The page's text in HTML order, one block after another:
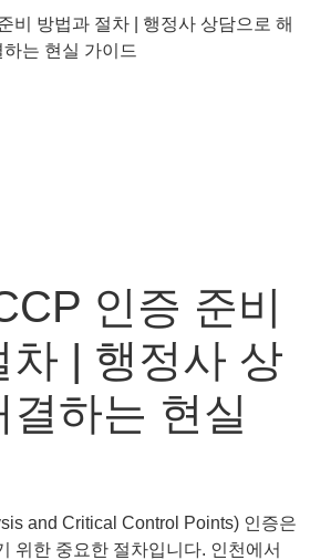
인증 준비
차 | 행정사 상
결하는 현실
and Critical Control Points) 인증은
위한 중요한 절차입니다. 인천에서